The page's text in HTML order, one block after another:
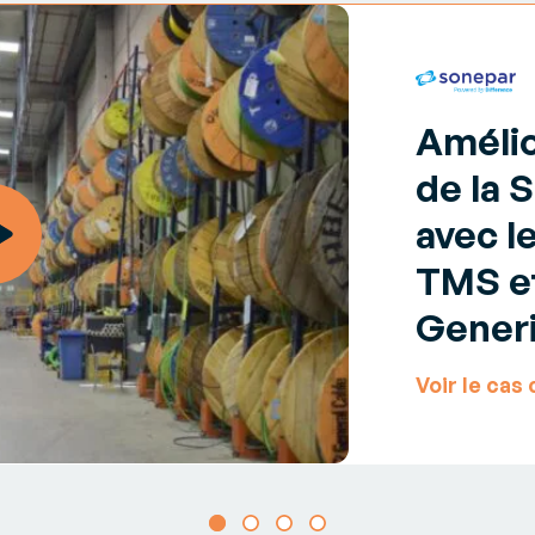
en entrepôt
transport
et
Animation du
parcours d’achat
omnicanal
Animez la relation client
en temps réel et
fidélisez vos clients
Gestion des stocks
unifiés
Réalisez en temps réel
toutes les opérations
de mouvement de
stocks et mettez en
place une gestion de la
seconde vie de vos
produits
génération
et recommandations d’experts
et solutions du secteur
de la
avec
TMS
Voir le cas